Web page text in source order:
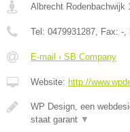
Albrecht Rodenbachwijk
Tel: 0479931287 , Fax: -
E-mail › SB Company
Website: http://
WP Design, een
staat garant ▼